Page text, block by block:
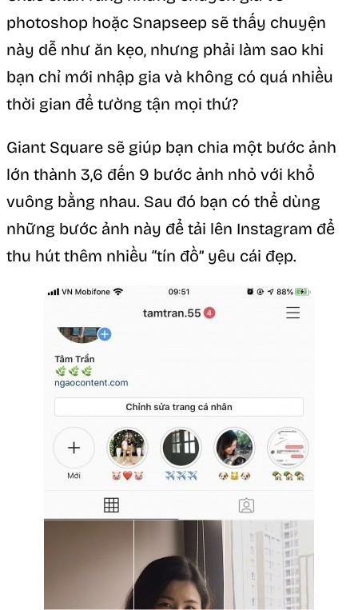
photoshop hoặc Snapseep sẽ thấy chuyện
này dễ như ăn kẹo, nhưng phải làm sao khi
bạn chỉ mới nhập gia và không có quá nhiều
thời gian để tường tận mọi thứ?
Giant Square sẽ giúp bạn chia một bước ảnh
lớn thành 3,6 đến 9 bước ảnh nhỏ với khổ
vuông bằng nhau. Sau đó bạn có thể dùng
những bước ảnh này để tải lên Instagram để
thu hút thêm nhiều “tín đồ” yêu cái đẹp.